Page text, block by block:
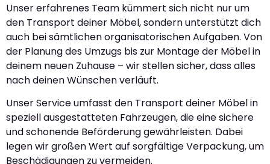
Unser erfahrenes Team kümmert sich nicht nur um
den Transport deiner Möbel, sondern unterstützt dich
auch bei sämtlichen organisatorischen Aufgaben. Von
der Planung des Umzugs bis zur Montage der Möbel in
deinem neuen Zuhause – wir stellen sicher, dass alles
nach deinen Wünschen verläuft.
Unser Service umfasst den Transport deiner Möbel in
speziell ausgestatteten Fahrzeugen, die eine sichere
und schonende Beförderung gewährleisten. Dabei
legen wir großen Wert auf sorgfältige Verpackung, um
Beschädigungen zu vermeiden.